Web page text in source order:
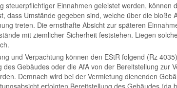
steuerpflichtiger Einnahmen geleistet werden,
dass Umstände gegeben sind, welche über die bloße
treten. Die ernsthafte Absicht zur späteren
mit ziemlicher Sicherheit feststehen. Liegen
und Verpachtung können den EStR folgend (Rz
Gebäudes oder die AfA von der Bereitstellung zur
Demnach wird bei der Vermietung dienenden
erfolgten Bereitstellung des Gebäudes